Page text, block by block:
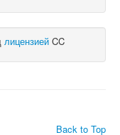
лицензией CC
Back to Top